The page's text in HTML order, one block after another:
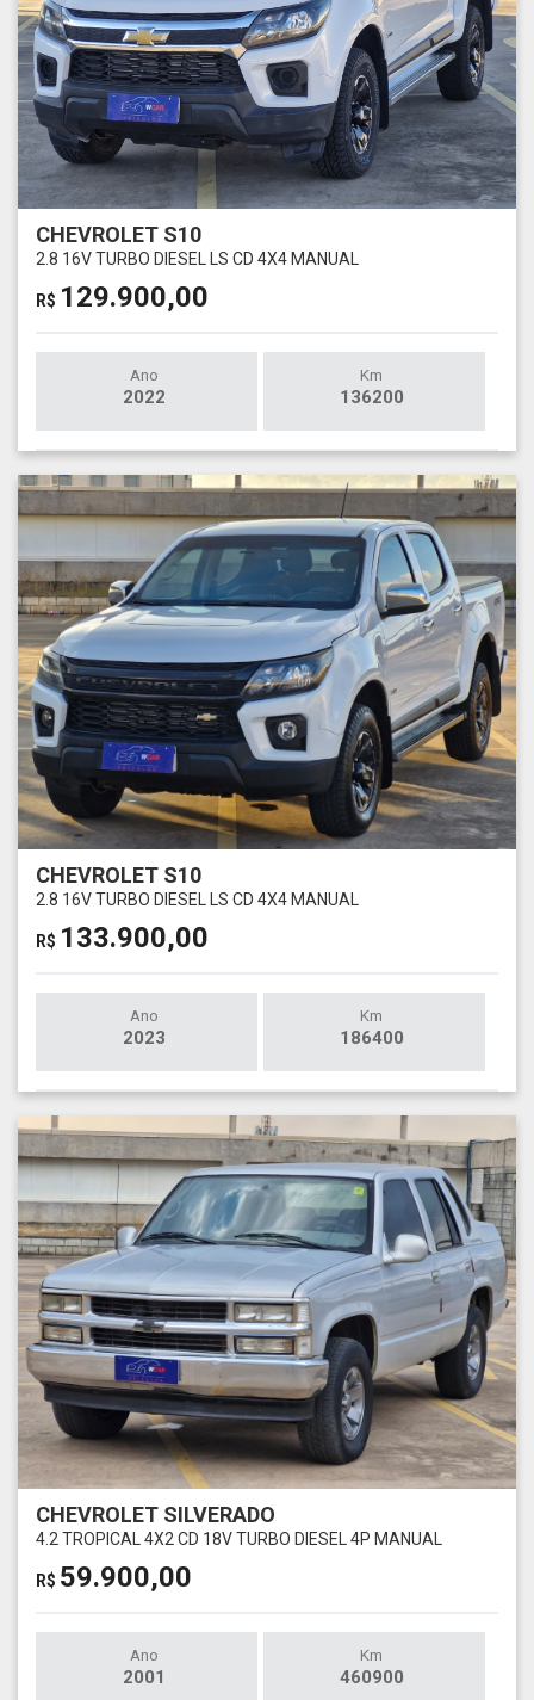
CHEVROLET S10
2.8 16V TURBO DIESEL LS CD 4X4 MANUAL
R$ 129.900,00
Ano
2022
Km
136200
CHEVROLET S10
2.8 16V TURBO DIESEL LS CD 4X4 MANUAL
R$ 133.900,00
Ano
2023
Km
186400
CHEVROLET SILVERADO
4.2 TROPICAL 4X2 CD 18V TURBO DIESEL 4P MANUAL
R$ 59.900,00
Ano
2001
Km
460900